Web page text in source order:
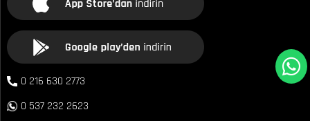
0 216 630 2773
0 537 232 2623